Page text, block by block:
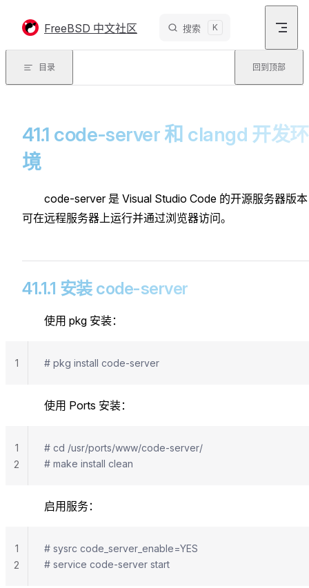
FreeBSD 中文社区 搜索 K
目录 回到顶部
41.1 code-server 和 clangd 开发环
境
code-server 是 Visual Studio Code 的开源服务器版
可在远程服务器上运行并通过浏览器访问。
41.1.1 安装 code-server
使用 pkg 安装：
# pkg install code-server
1
使用 Ports 安装：
# cd /usr/ports/www/code-server/
# make install clean
1
2
启用服务：
# sysrc code_server_enable=YES
# service code-server start
1
2